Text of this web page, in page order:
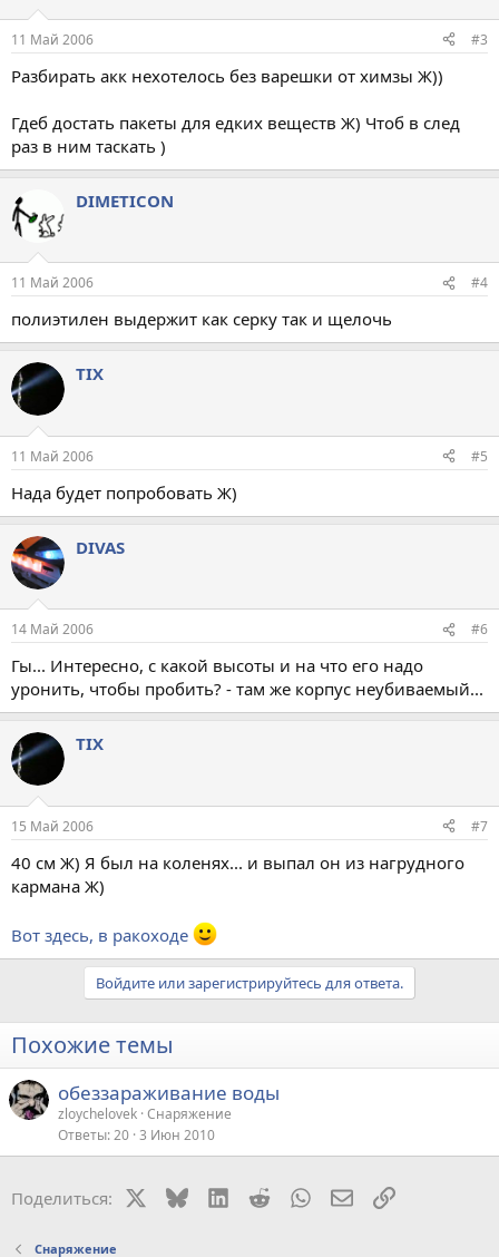
11 Май 2006 #3
Разбирать акк нехотелось без варешки от химзы Ж))
Гдеб достать пакеты для едких веществ Ж) Чтоб в след
раз в ним таскать )
DIMETICON
11 Май 2006 #4
полиэтилен выдержит как серку так и щелочь
TIX
11 Май 2006 #5
Нада будет попробовать Ж)
DIVAS
14 Май 2006 #6
Гы... Интересно, с какой высоты и на что его надо
уронить, чтобы пробить? - там же корпус неубиваемый...
TIX
15 Май 2006 #7
40 см Ж) Я был на коленях... и выпал он из нагрудного
кармана Ж)
Вот здесь, в ракоходе
Войдите или зарегистрируйтесь для ответа.
Похожие темы
обеззараживание воды
zloychelovek Снаряжение
Ответы 20 3 Июн 2010
Поделиться: BlueskyLinkedIn
RedditWhatsAppЭлектронная
Ссылка
Снаряжение